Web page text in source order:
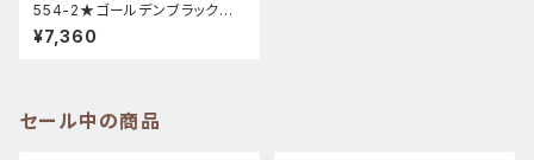
554-2★ゴールデンブラックマ
イカ【高品質】天然石パワースト
ーンブレスレット
¥7,360
セール中の商品